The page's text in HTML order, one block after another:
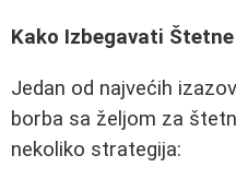
Kako Izbegavati
Jedan od najvećih
borba sa željom za
nekoliko strategija: